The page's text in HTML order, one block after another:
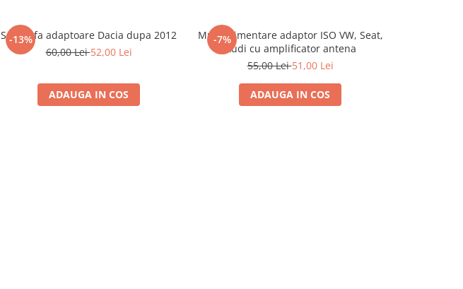
-13%
Set mufa adaptoare Dacia dupa 2012
60,00 Lei52,00 Lei
ADAUGA IN COS
-7%
Mufa alimentare adaptor ISO VW, Seat,
Audi cu amplificator antena
55,00 Lei51,00 Lei
ADAUGA IN COS